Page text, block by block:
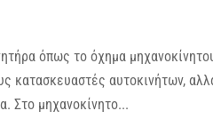
όπως το όχημα
κατασκευαστές αυτοκινήτων,
Στο μηχανοκίνητο...